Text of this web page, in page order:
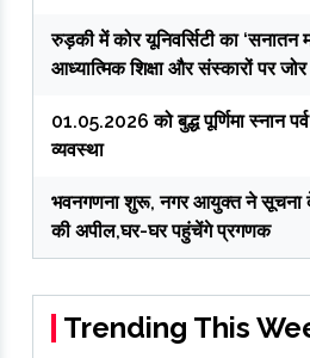
रुड़की में कोर यूनिवर्सिटी का
आध्यात्मिक शिक्षा और संस्कारों पर जोर
01.05.2026 को बुद्ध पूर्णिमा स्नान
व्यवस्था
भवनगणना शुरू, नगर आयुक्त ने सूचना
की अपील,घर-घर पहुंचेंगे प्रगणक
Trending This